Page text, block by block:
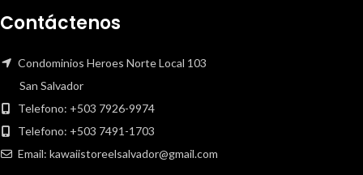
Contáctenos
Condominios Heroes Norte Local 103
San Salvador
Telefono: +503 7926-9974
Telefono: +503 7491-1703
Email: kawaiistoreelsalvador@gmail.com